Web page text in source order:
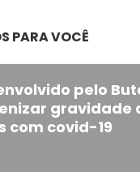
PARA VOCÊ
pelo
gravidade
com covid-19